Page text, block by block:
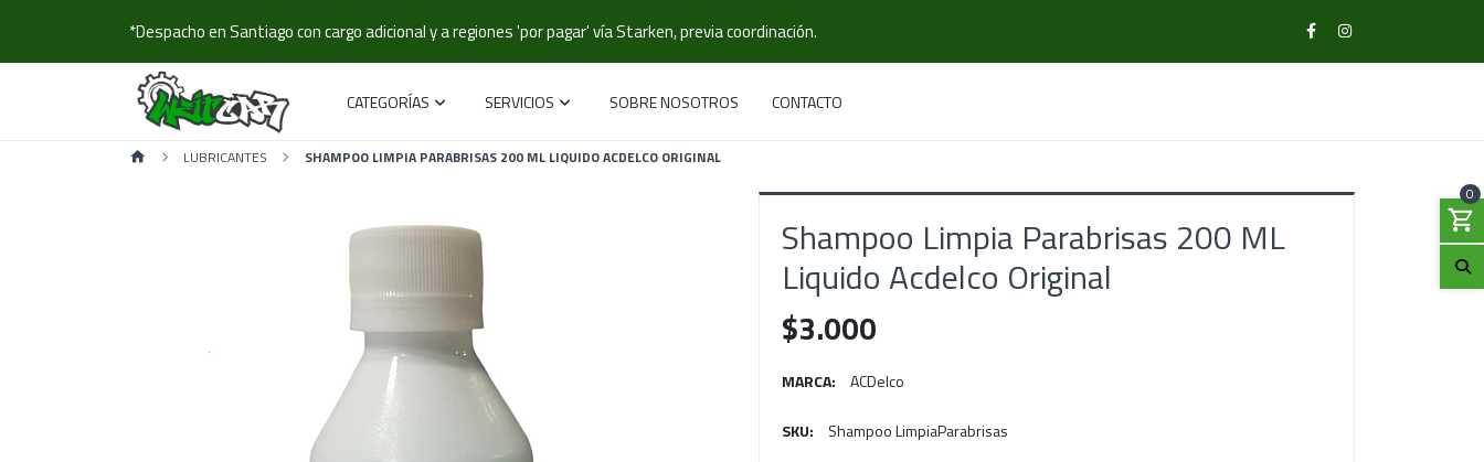
*Despacho en Santiago con cargo adicional y a regiones 'por pagar' vía Starken, previa coordinación.
CATEGORÍAS SERVICIOS SOBRE NOSOTROS CONTACTO
0
LUBRICANTES SHAMPOO LIMPIA PARABRISAS 200 ML LIQUIDO ACDELCO ORIGINAL
Shampoo Limpia Parabrisas 200 ML
Liquido Acdelco Original
$3.000
MARCA: ACDelco
SKU: Shampoo LimpiaParabrisas